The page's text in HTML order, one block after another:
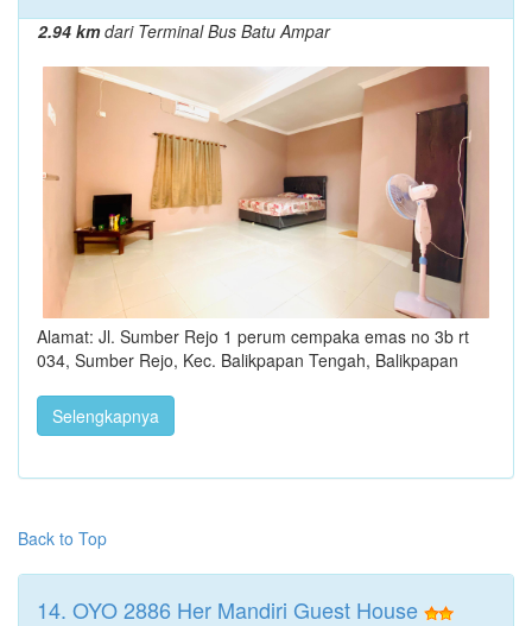
2.94 kmdari Terminal Bus Batu Ampar
Alamat: Jl. Sumber Rejo 1 perum cempaka emas no 3b rt
034, Sumber Rejo, Kec. Balikpapan Tengah, Balikpapan
Selengkapnya
Back to Top
14. OYO 2886 Her Mandiri Guest House